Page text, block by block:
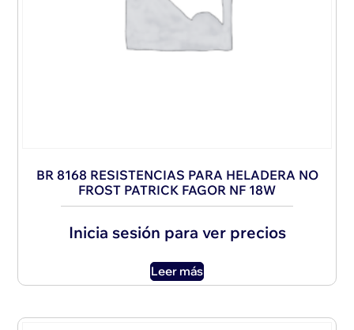
BR 8168 RESISTENCIAS PARA HELADERA NO
FROST PATRICK FAGOR NF 18W
Inicia sesión para ver precios
Leer más